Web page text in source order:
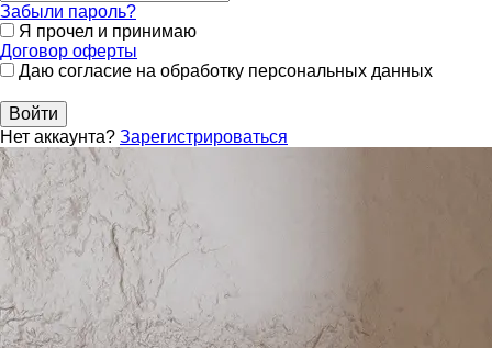
Забыли пароль?
Я прочел и принимаю
Договор оферты
Даю согласие на обработку персональных данных
Войти
Нет аккаунта? Зарегистрироваться